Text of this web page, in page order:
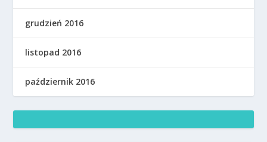
grudzień 2016
listopad 2016
październik 2016